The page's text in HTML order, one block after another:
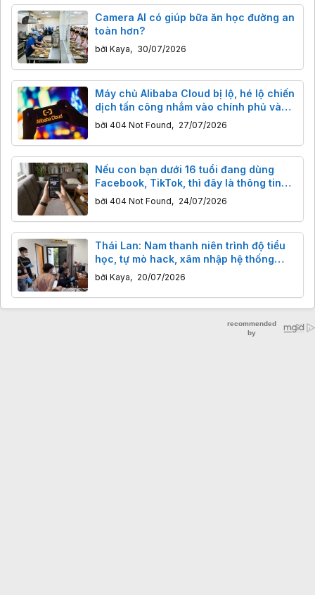
Camera AI có giúp bữa ăn học đường an
toàn hơn?
bởi Kaya, 30/07/2026
Máy chủ Alibaba Cloud bị lộ, hé lộ chiến
dịch tấn công nhắm vào chính phủ và
ngành y tế
bởi 404 Not Found, 27/07/2026
Nếu con bạn dưới 16 tuổi đang dùng
Facebook, TikTok, thì đây là thông tin
cần lưu ý
bởi 404 Not Found, 24/07/2026
Thái Lan: Nam thanh niên trình độ tiểu
học, tự mò hack, xâm nhập hệ thống
cảnh sát, xóa lệnh truy nã chính mình
bởi Kaya, 20/07/2026